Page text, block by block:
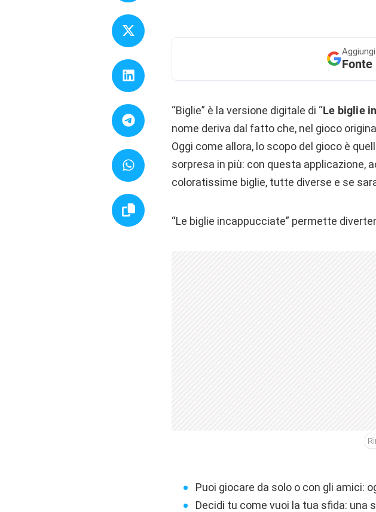
Aggiungi
Fonte
“Biglie” è la versione digitale di “Le biglie
nome deriva dal fatto che, nel gioco
Oggi come allora, lo scopo del gioco è
sorpresa in più: con questa applicazione,
coloratissime biglie, tutte diverse e se
“Le biglie incappucciate” permette
Puoi giocare da solo o con gli amici:
Decidi tu come vuoi la tua sfida: una